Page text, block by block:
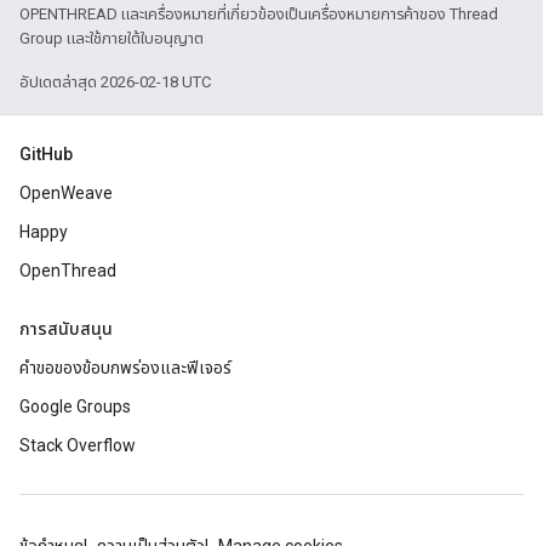
OPENTHREAD และเครื่องหมายที่เกี่ยวข้องเป็นเครื่องหมายการค้าของ Thread
Group และใช้ภายใต้ใบอนุญาต
อัปเดตล่าสุด 2026-02-18 UTC
GitHub
OpenWeave
Happy
OpenThread
การสนับสนุน
คำขอของข้อบกพร่องและฟีเจอร์
Google Groups
Stack Overflow